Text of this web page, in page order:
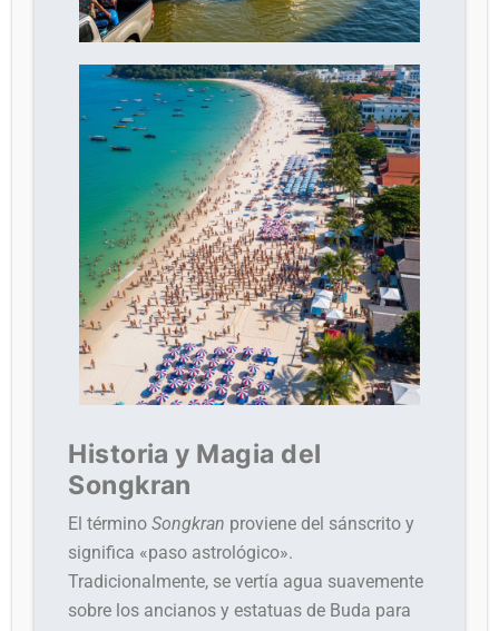
Historia y Magia del
Songkran
El términoSongkran proviene del sánscrito y
significa «paso astrológico».
Tradicionalmente, se vertía agua suavemente
sobre los ancianos y estatuas de Buda para